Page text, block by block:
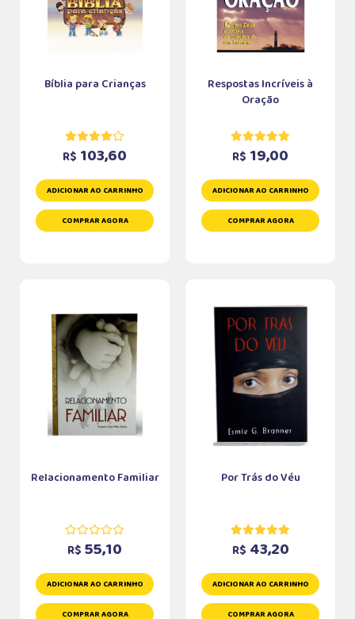
Bíblia para Crianças
R$ 103,60
ADICIONAR AO CARRINHO
COMPRAR AGORA
Respostas Incríveis à
Oração
R$ 19,00
ADICIONAR AO CARRINHO
COMPRAR AGORA
Relacionamento Familiar
R$ 55,10
ADICIONAR AO CARRINHO
COMPRAR AGORA
Por Trás do Véu
R$ 43,20
ADICIONAR AO CARRINHO
COMPRAR AGORA